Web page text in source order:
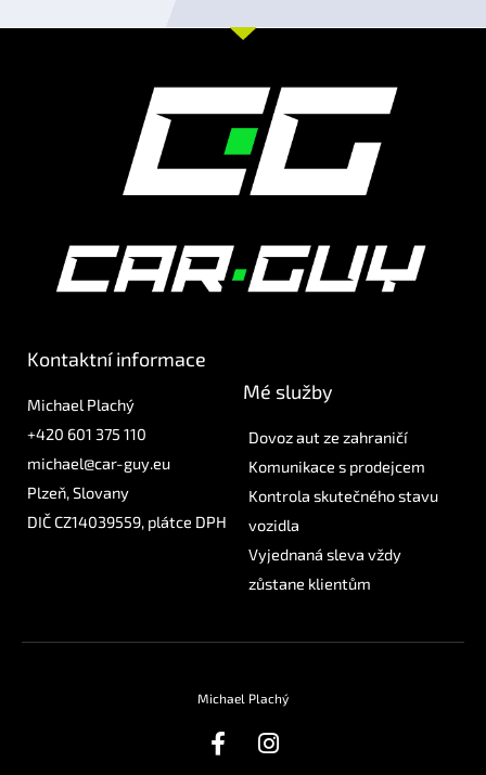
Kontaktní informace
Michael Plachý
+420 601 375 110
michael@car-guy.eu
Plzeň, Slovany
DIČ CZ14039559, plátce DPH
Mé služby
Dovoz aut ze zahraničí
Komunikace s prodejcem
Kontrola skutečného stavu
vozidla
Vyjednaná sleva vždy
zůstane klientům
Michael Plachý